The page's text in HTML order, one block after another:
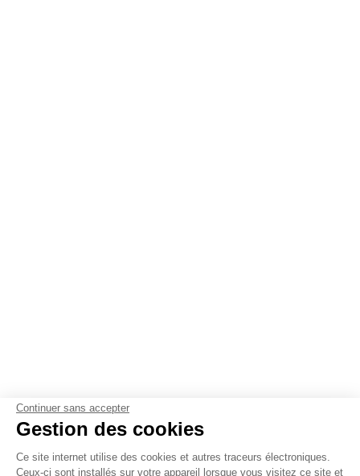
Continuer sans accepter
Gestion des cookies
Ce site internet utilise des cookies et autres traceurs électroniques.
Ceux-ci sont installés sur votre appareil lorsque vous visitez ce site et